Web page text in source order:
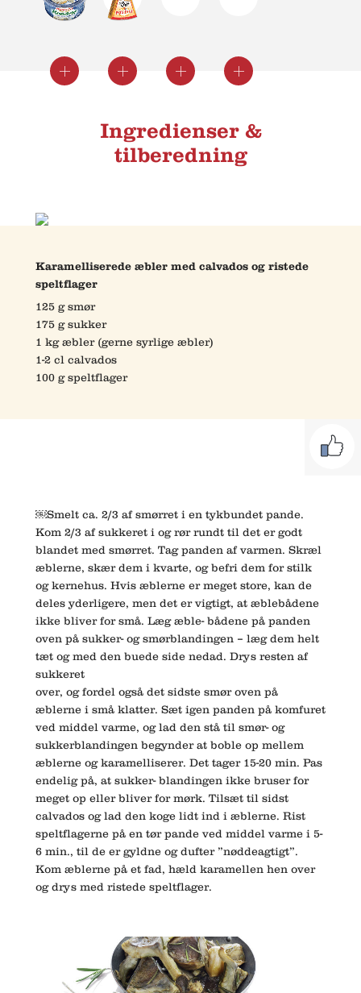
Se
Luk
Se
Luk
Se
Luk
Se
Luk
Ingredienser &
tilberedning
Karamelliserede æbler med calvados og ristede
speltflager
125 g smør
175 g sukker
1 kg æbler (gerne syrlige æbler)
1-2 cl calvados
100 g speltflager
￼Smelt ca. 2/3 af smørret i en tykbundet pande.
Kom 2/3 af sukkeret i og rør rundt til det er godt
blandet med smørret. Tag panden af varmen. Skræl
æblerne, skær dem i kvarte, og befri dem for stilk
og kernehus. Hvis æblerne er meget store, kan de
deles yderligere, men det er vigtigt, at æblebådene
ikke bliver for små. Læg æble- bådene på panden
oven på sukker- og smørblandingen – læg dem helt
tæt og med den buede side nedad. Drys resten af
sukkeret
over, og fordel også det sidste smør oven på
æblerne i små klatter. Sæt igen panden på komfuret
ved middel varme, og lad den stå til smør- og
sukkerblandingen begynder at boble op mellem
æblerne og karamelliserer. Det tager 15-20 min. Pas
endelig på, at sukker- blandingen ikke bruser for
meget op eller bliver for mørk. Tilsæt til sidst
calvados og lad den koge lidt ind i æblerne. Rist
speltflagerne på en tør pande ved middel varme i 5-
6 min., til de er gyldne og dufter ”nøddeagtigt”.
Kom æblerne på et fad, hæld karamellen hen over
og drys med ristede speltflager.